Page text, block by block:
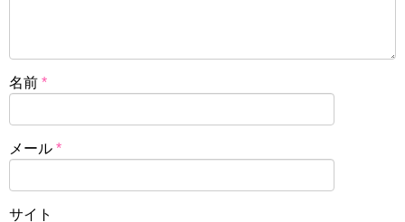
名前 *
メール *
サイト